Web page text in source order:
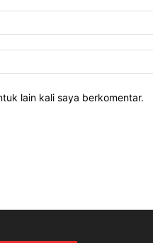
lain kali saya berkomentar.